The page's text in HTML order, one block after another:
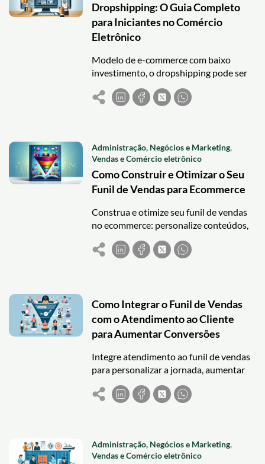
Dropshipping: O Guia Completo
para Iniciantes no Comércio
Eletrônico
Modelo de e-commerce com baixo
investimento, o dropshipping pode ser
lucrativo com bons fornecedores, nicho
certo e marketing digital eficiente.
Administração, Negócios e Marketing,
Vendas e Comércio eletrônico
Como Construir e Otimizar o Seu
Funil de Vendas para Ecommerce
Construa e otimize seu funil de vendas
no ecommerce: personalize conteúdos,
use automação e melhore conversões
com análise e ajustes contínuos.
Como Integrar o Funil de Vendas
com o Atendimento ao Cliente
para Aumentar Conversões
Integre atendimento ao funil de vendas
para personalizar a jornada, aumentar
conversões e fidelizar clientes com
suporte eficiente e estratégico.
Administração, Negócios e Marketing,
Vendas e Comércio eletrônico